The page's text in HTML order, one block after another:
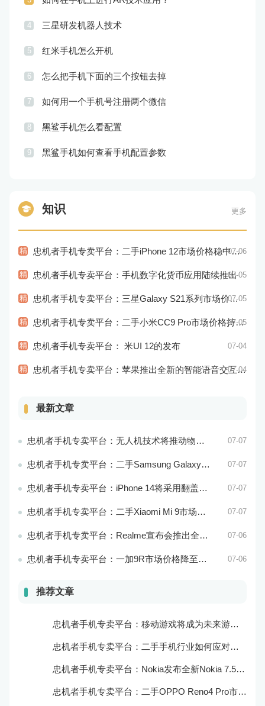
4 三星研发机器人技术
5 红米手机怎么开机
6 怎么把手机下面的三个按钮去掉
7 如何用一个手机号注册两个微信
8 黑鲨手机怎么看配置
9 黑鲨手机如何查看手机配置参数
知识 更多
精 忠机者手机专卖平台：二手iPhone 12市场价格稳中有升07-06
精 忠机者手机专卖平台：手机数字化货币应用陆续推出07-05
精 忠机者手机专卖平台：三星Galaxy S21系列市场价格持续下跌07-05
精 忠机者手机专卖平台：二手小米CC9 Pro市场价格持续下跌07-05
精 忠机者手机专卖平台： 米UI 12的发布 07-04
精 忠机者手机专卖平台：苹果推出全新的智能语音交互系统07-04
最新文章
忠机者手机专卖平台：无人机技术将推动物流行业的智能化发展 07-07
忠机者手机专卖平台：二手Samsung Galaxy M21市场价格相对稳定 07-07
忠机者手机专卖平台：iPhone 14将采用翻盖式设计？ 07-07
忠机者手机专卖平台：二手Xiaomi Mi 9市场价格相对稳定 07-07
忠机者手机专卖平台：Realme宣布会推出全新Realme X10 Max 5G 07-06
忠机者手机专卖平台：一加9R市场价格降至2000元以下 07-06
推荐文章
忠机者手机专卖平台：移动游戏将成为未来游戏市场的重要组成部分
忠机者手机专卖平台：二手手机行业如何应对大数据的应用
忠机者手机专卖平台：Nokia发布全新Nokia 7.5，搭载大电池和优化相机
忠机者手机专卖平台：二手OPPO Reno4 Pro市场价格持续上涨